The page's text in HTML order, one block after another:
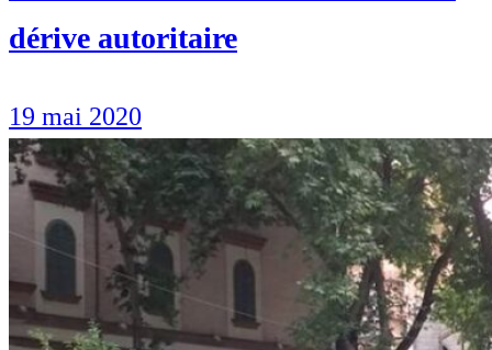
dérive autoritaire
19 mai 2020